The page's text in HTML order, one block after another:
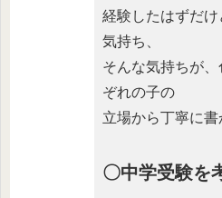
経験したはずだ
気持ち、
そんな気持ちが
ぞれの子の
立場から丁寧に書
〇中学受験を